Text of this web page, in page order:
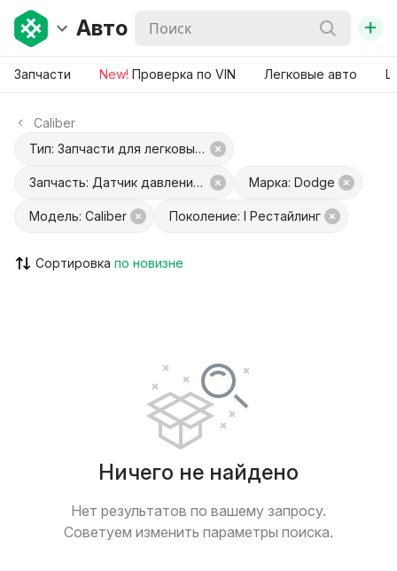
Авто +
Запчасти New! Проверка по VIN Легковые авто
Caliber
Тип: Запчасти для легковых авто
Запчасть: Датчик давления топлива Марка: Dodge
Модель: Caliber Поколение: I Рестайлинг
Сортировка
Ничего не найдено
Нет результатов по вашему запросу.
Советуем изменить параметры поиска.